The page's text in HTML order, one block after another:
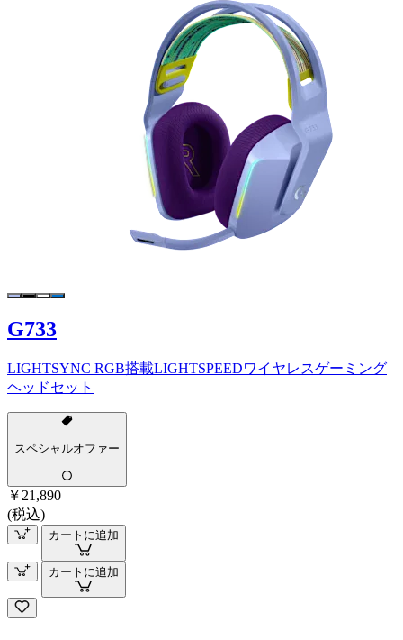
G733
LIGHTSYNC RGB搭載LIGHTSPEEDワイヤレスゲーミング
ヘッドセット
スペシャルオファー
￥21,890
(税込)
カートに追加
カートに追加